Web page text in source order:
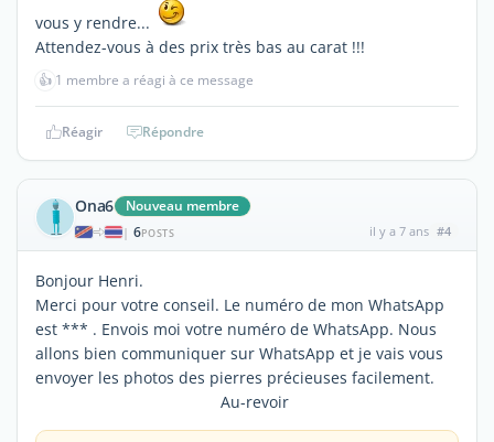
vous y rendre...
Attendez-vous à des prix très bas au carat !!!
👍 1 membre a réagi à ce message
Réagir Répondre
Ona6 Nouveau membre
| 6POSTS il y a 7 ans #4
Bonjour Henri.
Merci pour votre conseil. Le numéro de mon WhatsApp
est *** . Envois moi votre numéro de WhatsApp. Nous
allons bien communiquer sur WhatsApp et je vais vous
envoyer les photos des pierres précieuses facilement.
Au-revoir